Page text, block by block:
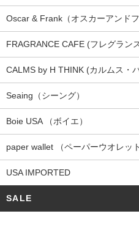
Oscar & Frank（オスカーアンドフ
FRAGRANCE CAFE (フレグラン
CALMS by H THINK (カルムス・
Seaing（シーング）
Boie USA （ボイエ）
paper wallet （ペーパーウオレット
USA IMPORTED
SALE